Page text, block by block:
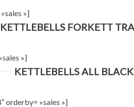
»]
KETTLEBELLS FORKETT
»]
KETTLEBELLS ALL
orderby= »sales »]